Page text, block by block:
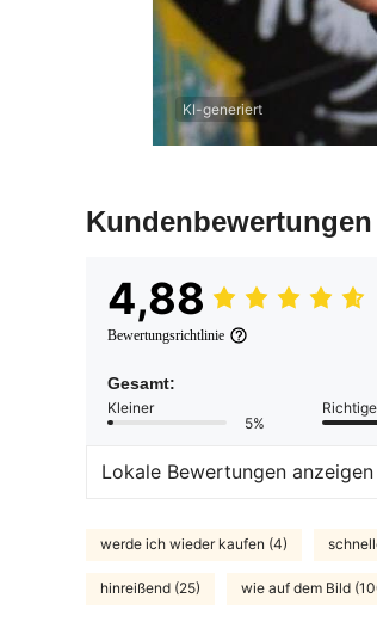
KI-generiert
Kundenbewertungen
4,88
Bewertungsrichtlinie
Gesamt:
Kleiner
5%
Lokale Bewertungen anzeigen
werde ich wieder kaufen (4)
hinreißend (25) wie auf dem Bild